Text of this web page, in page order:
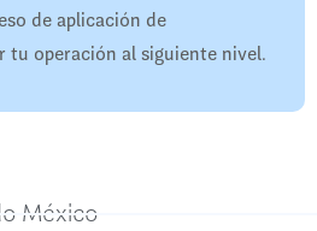
de aplicación de
tu operación al siguiente nivel.
México